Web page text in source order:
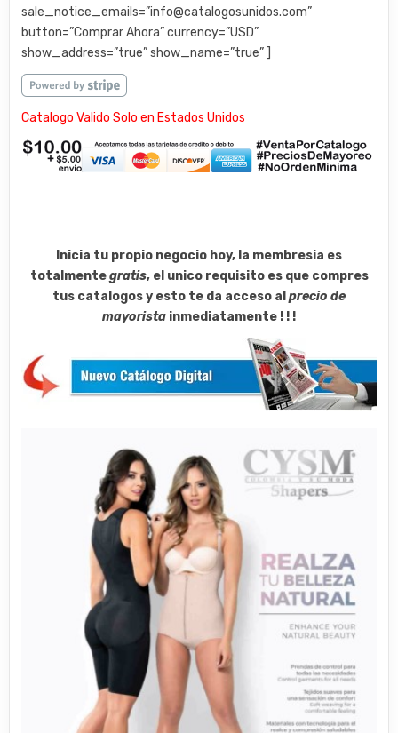
sale_notice_emails=”info@catalogosunidos.com”
button=”Comprar Ahora” currency=”USD”
show_address=”true” show_name=”true” ]
Catalogo Valido Solo en Estados Unidos
Inicia tu propio negocio hoy, la membresia es
totalmentegratis, el unico requisito es que compres
tus catalogos y esto te da acceso al precio de
mayorista inmediatamente ! ! !